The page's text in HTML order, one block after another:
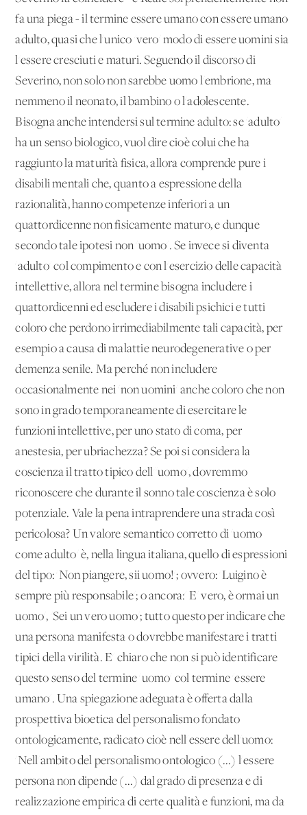
fa una piega - il termine essere umano con essere umano
adulto, quasi che l'unico 'vero' modo di essere uomini sia
l'essere cresciuti e maturi. Seguendo il discorso di
Severino, non solo non sarebbe uomo l'embrione, ma
nemmeno il neonato, il bambino o l'adolescente.
Bisogna anche intendersi sul termine adulto: se 'adulto'
ha un senso biologico, vuol dire cioè colui che ha
raggiunto la maturità fisica, allora comprende pure i
disabili mentali che, quanto a espressione della
razionalità, hanno competenze inferiori a un
quattordicenne non fisicamente maturo, e dunque
secondo tale ipotesi non 'uomo'. Se invece si diventa
'adulto' col compimento e con l'esercizio delle capacità
intellettive, allora nel termine bisogna includere i
quattordicenni ed escludere i disabili psichici e tutti
coloro che perdono irrimediabilmente tali capacità, per
esempio a causa di malattie neurodegenerative o per
demenza senile. Ma perché non includere
occasionalmente nei 'non uomini' anche coloro che non
sono in grado temporaneamente di esercitare le
funzioni intellettive, per uno stato di coma, per
anestesia, per ubriachezza? Se poi si considera la
coscienza il tratto tipico dell''uomo', dovremmo
riconoscere che durante il sonno tale coscienza è solo
potenziale. Vale la pena intraprendere una strada così
pericolosa? Un valore semantico corretto di 'uomo
come adulto' è, nella lingua italiana, quello di espressioni
del tipo: 'Non piangere, sii uomo!'; ovvero: 'Luigino è
sempre più responsabile'; o ancora:' E' vero, è ormai un
uomo', 'Sei un vero uomo'; tutto questo per indicare che
una persona manifesta o dovrebbe manifestare i tratti
tipici della virilità. E' chiaro che non si può identificare
questo senso del termine 'uomo' col termine 'essere
umano'. Una spiegazione adeguata è offerta dalla
prospettiva bioetica del personalismo fondato
ontologicamente, radicato cioè nell'essere dell'uomo:
'Nell'ambito del personalismo ontologico (...) l'essere
persona non dipende (...) dal grado di presenza e di
realizzazione empirica di certe qualità e funzioni, ma da